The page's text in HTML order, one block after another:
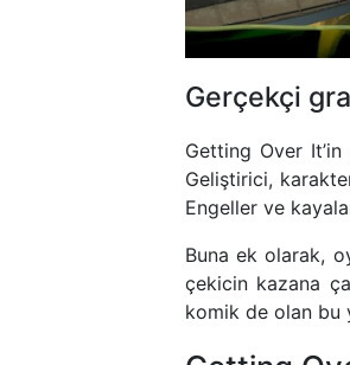
Gerçekçi
Getting Over
Geliştirici,
Engeller ve
Buna ek olarak,
çekicin kazana
komik de olan bu